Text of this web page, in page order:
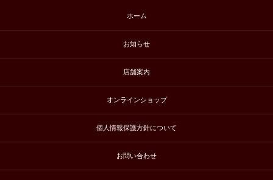
ホーム
お知らせ
店舗案内
オンラインショップ
個人情報保護方針について
お問い合わせ